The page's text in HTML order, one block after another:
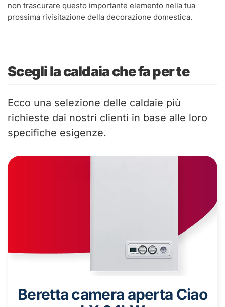
non trascurare questo importante elemento nella tua
prossima rivisitazione della decorazione domestica.
Scegli la caldaia che fa per te
Ecco una selezione delle caldaie più
richieste dai nostri clienti in base alle loro
specifiche esigenze.
Beretta camera aperta Ciao